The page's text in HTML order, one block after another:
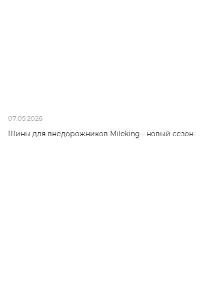
07.05.2026
Шины для внедорожников Mileking - новый сезон